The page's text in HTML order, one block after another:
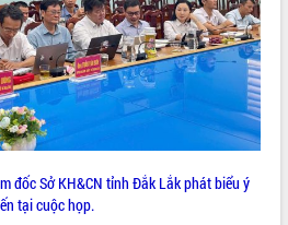
đốc Sở KH&CN tỉnh Đắk Lắk phát biểu ý
tại cuộc họp.